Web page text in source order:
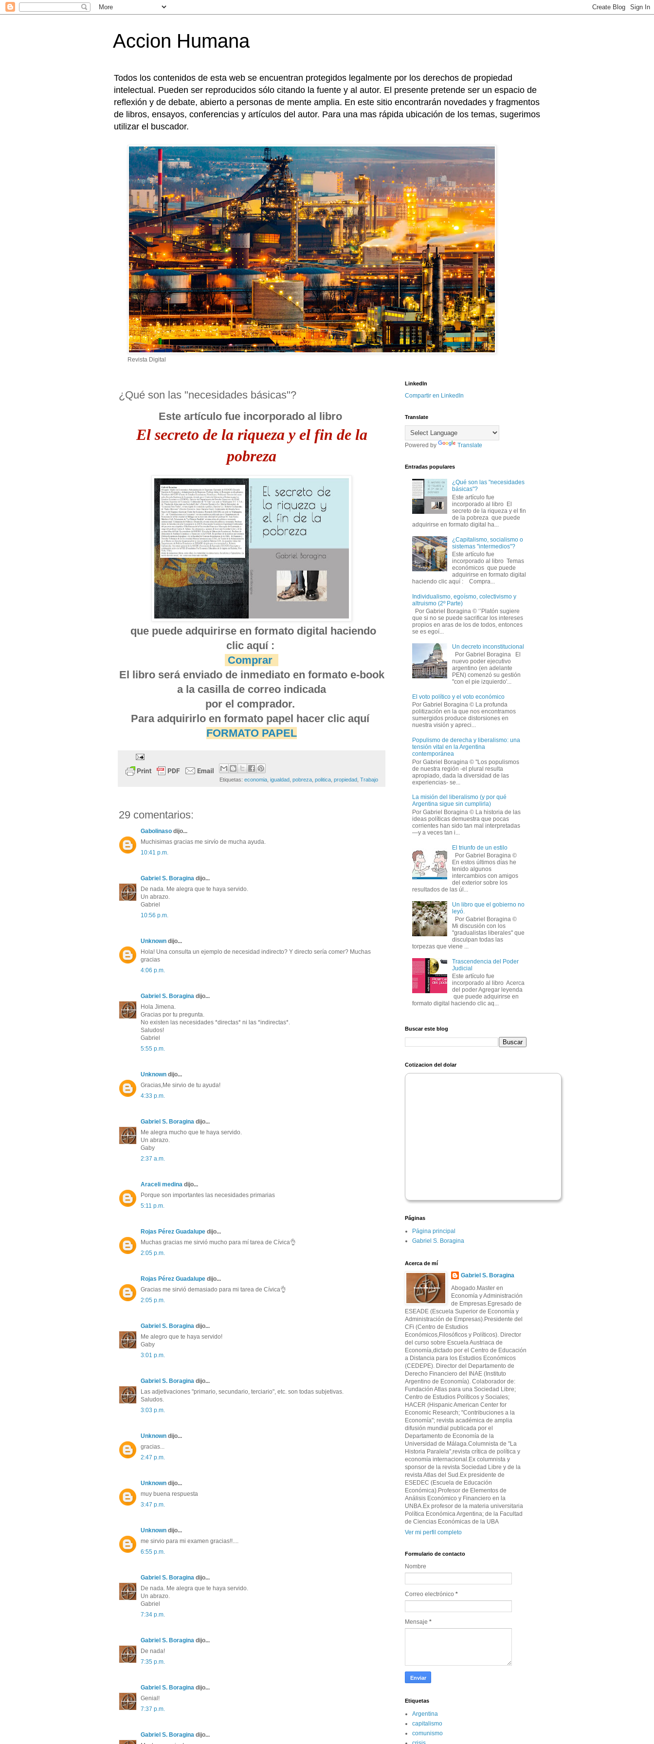
Accion Humana
Todos los contenidos de esta web se encuentran protegidos legalmente por los derechos de propiedad
intelectual. Pueden ser reproducidos sólo citando la fuente y al autor. El presente pretende ser un espacio de
reflexión y de debate, abierto a personas de mente amplia. En este sitio encontrarán novedades y fragmentos
de libros, ensayos, conferencias y artículos del autor. Para una mas rápida ubicación de los temas, sugerimos
utilizar el buscador.
Revista Digital
¿Qué son las "necesidades básicas"?
Este artículo fue incorporado al libro
El secreto de la riqueza y el fin de la
pobreza
que puede adquirirse en formato digital haciendo
clic aquí :
Comprar
El libro será enviado de inmediato en formato e-book
a la casilla de correo indicada
por el comprador.
Para adquirirlo en formato papel hacer clic aquí
FORMATO PAPEL
Etiquetas: economia ,igualdad ,pobreza ,politica ,propiedad ,Trabajo
29 comentarios:
Gabolinaso dijo...
Muchisimas gracias me sirvío de mucha ayuda.
10:41 p.m.
Gabriel S. Boragina dijo...
De nada. Me alegra que te haya servido.
Un abrazo.
Gabriel
10:56 p.m.
Unknown dijo...
Hola! Una consulta un ejemplo de necesidad indirecto? Y directo sería comer? Muchas
gracias
4:06 p.m.
Gabriel S. Boragina dijo...
Hola Jimena.
Gracias por tu pregunta.
No existen las necesidades *directas* ni las *indirectas*.
Saludos!
Gabriel
5:55 p.m.
Unknown dijo...
Gracias,Me sirvio de tu ayuda!
4:33 p.m.
Gabriel S. Boragina dijo...
Me alegra mucho que te haya servido.
Un abrazo.
Gaby
2:37 a.m.
Araceli medina dijo...
Porque son importantes las necesidades primarias
5:11 p.m.
Rojas Pérez Guadalupe dijo...
Muchas gracias me sirvió mucho para mí tarea de Cívica👌
2:05 p.m.
Rojas Pérez Guadalupe dijo...
Gracias me sirvió demasiado para mi tarea de Cívica👌
2:05 p.m.
Gabriel S. Boragina dijo...
Me alegro que te haya servido!
Gaby
3:01 p.m.
Gabriel S. Boragina dijo...
Las adjetivaciones "primario, secundario, terciario", etc. son todas subjetivas.
Saludos.
3:03 p.m.
Unknown dijo...
gracias...
2:47 p.m.
Unknown dijo...
muy buena respuesta
3:47 p.m.
Unknown dijo...
me sirvio para mi examen gracias!!....
6:55 p.m.
Gabriel S. Boragina dijo...
De nada. Me alegra que te haya servido.
Un abrazo.
Gabriel
7:34 p.m.
Gabriel S. Boragina dijo...
De nada!
7:35 p.m.
Gabriel S. Boragina dijo...
Genial!
7:37 p.m.
Gabriel S. Boragina dijo...
LinkedIn
Compartir en LinkedIn
Translate
Powered by Translate
Entradas populares
¿Qué son las "necesidades
básicas"?
Este artículo fue
incorporado al libro El
secreto de la riqueza y el fin
de la pobreza que puede
adquirirse en formato digital ha...
¿Capitalismo, socialismo o
sistemas "intermedios"?
Este artículo fue
incorporado al libro Temas
económicos que puede
adquirirse en formato digital
haciendo clic aquí : Compra...
Individualismo, egoísmo, colectivismo y
altruismo (2º Parte)
Por Gabriel Boragina © ‘’Platón sugiere
que si no se puede sacrificar los intereses
propios en aras de los de todos, entonces
se es egoí...
Un decreto inconstitucional
Por Gabriel Boragina El
nuevo poder ejecutivo
argentino (en adelante
PEN) comenzó su gestión
''con el pie izquierdo'...
El voto político y el voto económico
Por Gabriel Boragina © La profunda
politización en la que nos encontramos
sumergidos produce distorsiones en
nuestra visión y apreci...
Populismo de derecha y liberalismo: una
tensión vital en la Argentina
contemporánea
Por Gabriel Boragina © ''Los populismos
de nuestra región -el plural resulta
apropiado, dada la diversidad de las
experiencias- se...
La misión del liberalismo (y por qué
Argentina sigue sin cumplirla)
Por Gabriel Boragina © La historia de las
ideas políticas demuestra que pocas
corrientes han sido tan mal interpretadas
—y a veces tan i...
El triunfo de un estilo
Por Gabriel Boragina ©
En estos últimos días he
tenido algunos
intercambios con amigos
del exterior sobre los
resultados de las úl...
Un libro que el gobierno no
leyó.
Por Gabriel Boragina ©
Mi discusión con los
''gradualistas liberales'' que
disculpan todas las
torpezas que viene ...
Trascendencia del Poder
Judicial
Este artículo fue
incorporado al libro Acerca
del poder Agregar leyenda
que puede adquirirse en
formato digital haciendo clic aq...
Buscar este blog
Cotizacion del dolar
Páginas
Página principal
Gabriel S. Boragina
Acerca de mí
Gabriel S. Boragina
Abogado.Master en
Economía y Administración
de Empresas.Egresado de
ESEADE (Escuela Superior de Economía y
Administración de Empresas).Presidente del
CFi (Centro de Estudios
Económicos,Filosóficos y Políticos). Director
del curso sobre Escuela Austriaca de
Economía,dictado por el Centro de Educación
a Distancia para los Estudios Económicos
(CEDEPE). Director del Departamento de
Derecho Financiero del INAE (Instituto
Argentino de Economía). Colaborador de:
Fundación Atlas para una Sociedad Libre;
Centro de Estudios Políticos y Sociales;
HACER (Hispanic American Center for
Economic Research; "Contribuciones a la
Economía"; revista académica de amplia
difusión mundial publicada por el
Departamento de Economía de la
Universidad de Málaga.Columnista de "La
Historia Paralela",revista crítica de política y
economía internacional.Ex columnista y
sponsor de la revista Sociedad Libre y de la
revista Atlas del Sud.Ex presidente de
ESEDEC (Escuela de Educación
Económica).Profesor de Elementos de
Análisis Económico y Financiero en la
UNBA.Ex profesor de la materia universitaria
Política Económica Argentina; de la Facultad
de Ciencias Económicas de la UBA
Ver mi perfil completo
Formulario de contacto
Nombre
Correo electrónico *
Mensaje *
Etiquetas
Argentina
capitalismo
comunismo